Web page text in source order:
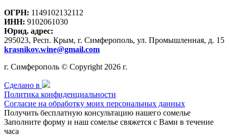
ОГРН: 1149102132112
ИНН: 9102061030
Юрид. адрес:
295023, Респ. Крым, г. Симферополь, ул. Промышленная, д. 15
krasnikov.wine@gmail.com
г. Симферополь © Copyright 2026 г.
Сделано в
Политика конфиденциальности
Согласие на обработку моих персональных данных
Получить бесплатную консультацию нашего сомелье
Заполните форму и наш сомелье свяжется с Вами в течение
часа